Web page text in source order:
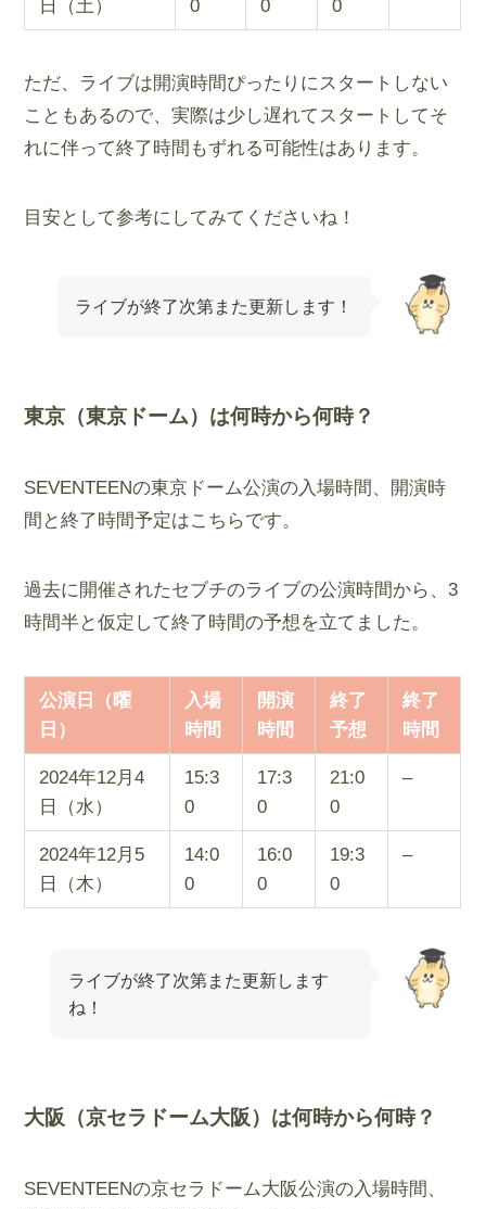
日（土） 0 0 0
ただ、ライブは開演時間ぴったりにスタートしない
こともあるので、実際は少し遅れてスタートしてそ
れに伴って終了時間もずれる可能性はあります。
目安として参考にしてみてくださいね！
ライブが終了次第また更新します！
東京（東京ドーム）は何時から何時？
SEVENTEENの東京ドーム公演の入場時間、開演時
間と終了時間予定はこちらです。
過去に開催されたセブチのライブの公演時間から、3
時間半と仮定して終了時間の予想を立てました。
公演日（曜
日）
入場
時間
開演
時間
終了
予想
終了
時間
2024年12月4
日（水）
15:3
0
17:3
0
21:0
0
–
2024年12月5
日（木）
14:0
0
16:0
0
19:3
0
–
ライブが終了次第また更新します
ね！
大阪（京セラドーム大阪）は何時から何時？
SEVENTEENの京セラドーム大阪公演の入場時間、